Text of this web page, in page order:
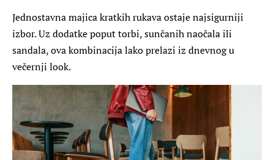
Jednostavna majica kratkih rukava ostaje najsigurniji
izbor. Uz dodatke poput torbi, sunčanih naočala ili
sandala, ova kombinacija lako prelazi iz dnevnog u
večernji look.